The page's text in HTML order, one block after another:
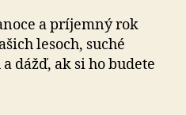
a príjemný rok
lesoch, suché
dážď, ak si ho budete